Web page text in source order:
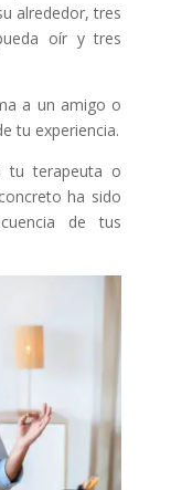
alrededor, tres
oír y tres
a un amigo o
tu experiencia.
tu terapeuta o
ha sido
de tus